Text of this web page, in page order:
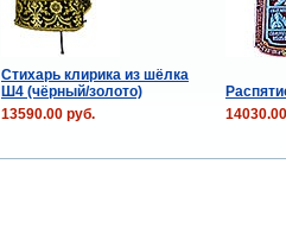
Стихарь клирика из шёлка
Ш4 (чёрный/золото)
13590.00 руб.